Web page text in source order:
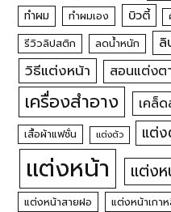
ทำผม ทำผมเอง บิวตี้
รีวิวลิปสติก ลดน้ำหนัก
วิธีแต่งหน้า
สอนแต่งต
เครื่องสำอาง เคล็
เสื้อผ้าแฟชั่น แต่งตัว แต่ง
แต่งหน้า แต่งห
แต่งหน้าสายฝอ แต่งหน้าเกา